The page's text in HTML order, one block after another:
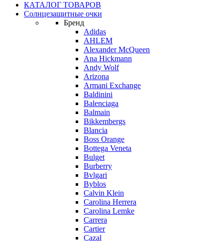
КАТАЛОГ ТОВАРОВ
Солнцезащитные очки
Бренд
Adidas
AHLEM
Alexander McQueen
Ana Hickmann
Andy Wolf
Arizona
Armani Exchange
Baldinini
Balenciaga
Balmain
Bikkembergs
Blancia
Boss Orange
Bottega Veneta
Bulget
Burberry
Bvlgari
Byblos
Calvin Klein
Carolina Herrera
Carolina Lemke
Carrera
Cartier
Cazal